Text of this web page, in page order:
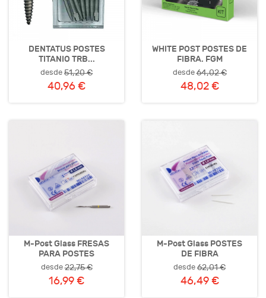
DENTATUS POSTES
TITANIO TRB...
desde51,20 €
40,96 €
WHITE POST POSTES DE
FIBRA. FGM
desde64,02 €
48,02 €
M-Post Glass FRESAS
PARA POSTES
desde22,75 €
16,99 €
M-Post Glass POSTES
DE FIBRA
desde62,01 €
46,49 €